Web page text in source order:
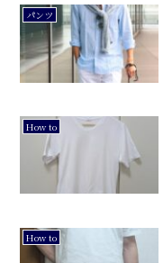
パンツ
How to
How to